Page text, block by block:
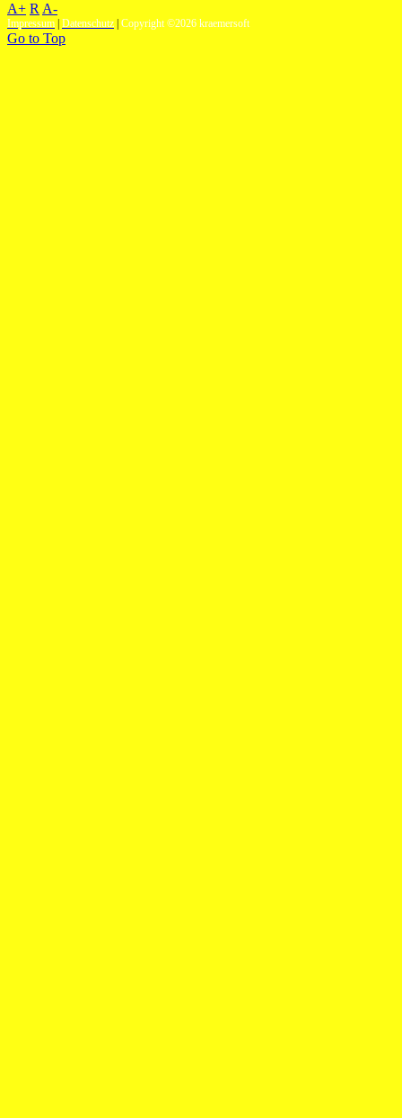
A+ R A-
Impressum Datenschutz Copyright ©2026 kraemersoft
Go to Top